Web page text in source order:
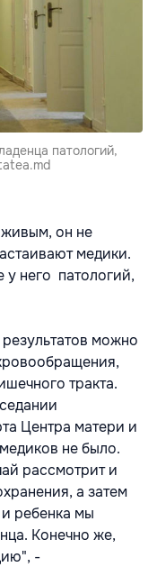
патологий,
он не
медики.
у него патологий,
можно
тракта.
Центра матери и
не было.
рассмотрит и
а затем
ребенка мы
Конечно же,
-